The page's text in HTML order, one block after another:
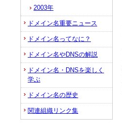
2003年
ドメイン名重要ニュース
ドメイン名ってなに？
ドメイン名やDNSの解説
ドメイン名・DNSを楽しく
学ぶ
ドメイン名の歴史
関連組織リンク集